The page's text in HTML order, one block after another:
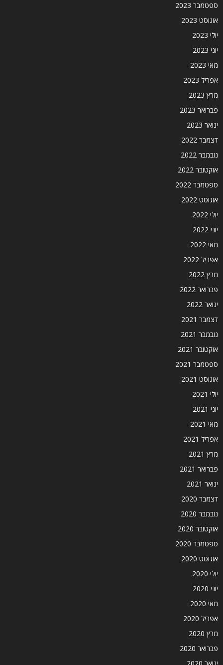
ספטמבר 2023
אוגוסט 2023
יולי 2023
יוני 2023
מאי 2023
אפריל 2023
מרץ 2023
פברואר 2023
ינואר 2023
דצמבר 2022
נובמבר 2022
אוקטובר 2022
ספטמבר 2022
אוגוסט 2022
יולי 2022
יוני 2022
מאי 2022
אפריל 2022
מרץ 2022
פברואר 2022
ינואר 2022
דצמבר 2021
נובמבר 2021
אוקטובר 2021
ספטמבר 2021
אוגוסט 2021
יולי 2021
יוני 2021
מאי 2021
אפריל 2021
מרץ 2021
פברואר 2021
ינואר 2021
דצמבר 2020
נובמבר 2020
אוקטובר 2020
ספטמבר 2020
אוגוסט 2020
יולי 2020
יוני 2020
מאי 2020
אפריל 2020
מרץ 2020
פברואר 2020